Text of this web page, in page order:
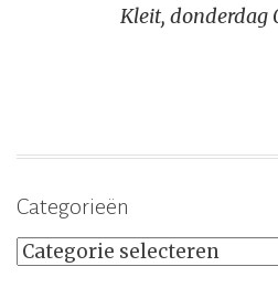
Kleit, donderdag
Categorieën
Categorieën